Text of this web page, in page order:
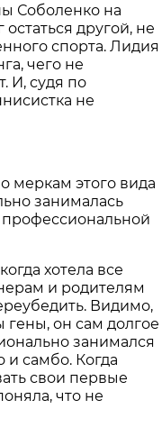
Соболенко на
другой, не
спорта. Лидия
чего не
И, судя по
не
меркам этого вида
занималась
профессиональной
хотела все
и родителям
Видимо,
он сам долгое
занимался
и самбо. Когда
свои первые
что не